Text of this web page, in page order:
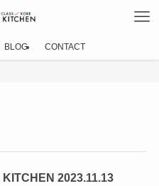
BLOG CONTACT
KITCHEN 2023.11.13